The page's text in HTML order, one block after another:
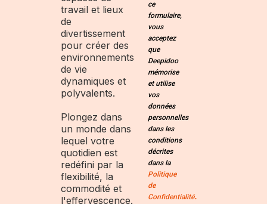
travail et lieux
de
divertissement
pour créer des
environnements
de vie
dynamiques et
polyvalents.
Plongez dans
un monde dans
lequel votre
quotidien est
redéfini par la
flexibilité, la
commodité et
l'effervescence.
ce
formulaire,
vous
acceptez
que
Deepidoo
mémorise
et utilise
vos
données
personnelles
dans les
conditions
décrites
dans la
Politique
de
Confidentialité.